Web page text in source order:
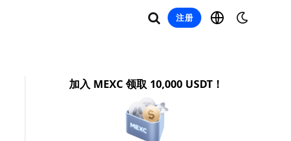
注册
加入 MEXC 领取 10,000 USDT！